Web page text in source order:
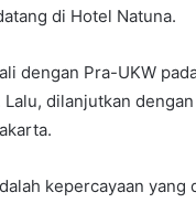
di Hotel Natuna.
dengan Pra-UKW
Lalu, dilanjutkan
kepercayaan